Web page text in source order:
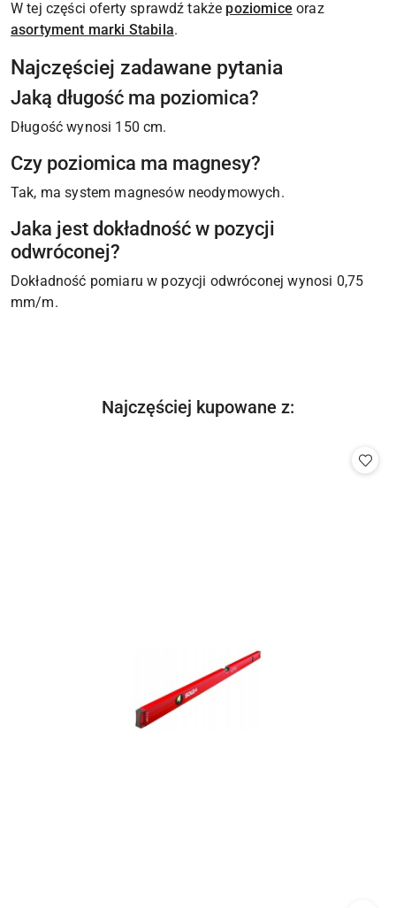
W tej części oferty sprawdź także poziomice oraz
asortyment marki Stabila.
Najczęściej zadawane pytania
Jaką długość ma poziomica?
Długość wynosi 150 cm.
Czy poziomica ma magnesy?
Tak, ma system magnesów neodymowych.
Jaka jest dokładność w pozycji
odwróconej?
Dokładność pomiaru w pozycji odwróconej wynosi 0,75
mm/m.
Pomiń karuzelę produktów
Produkty
Najczęściej kupowane z: